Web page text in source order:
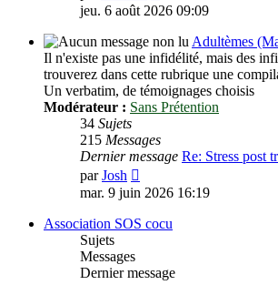
le
message
jeu. 6 août 2026 09:09
Adultèmes
Il n'existe pas une infidélité, mais des
trouverez dans cette rubrique une
Un verbatim, de témoignages choisis
Modérateur : Sans Prétention
34 Sujets
215 Messages
Dernier message Re: Stress post
parJosh
le
message
mar. 9 juin 2026 16:19
Association SOS cocu
Sujets
Messages
Dernier message